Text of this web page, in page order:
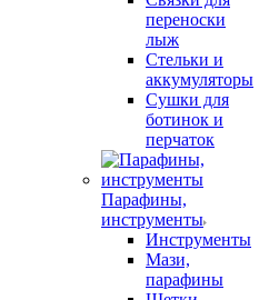
переноски
лыж
Стельки и
аккумуляторы
Сушки для
ботинок и
перчаток
Парафины,
инструменты
Инструменты
Мази,
парафины